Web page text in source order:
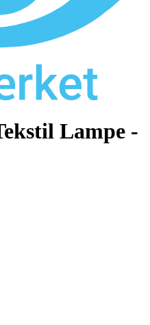
Lampe -